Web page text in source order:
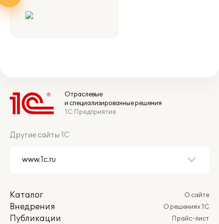
Отраслевые
и специализированные решения
1С:Предприятие
Другие сайты 1С
Каталог
Внедрения
Публикации
О сайте
О решениях 1С
Прайс-лист